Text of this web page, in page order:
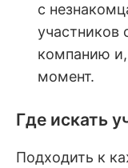
с
участников
компанию
момент.
Где искать
Подходить к